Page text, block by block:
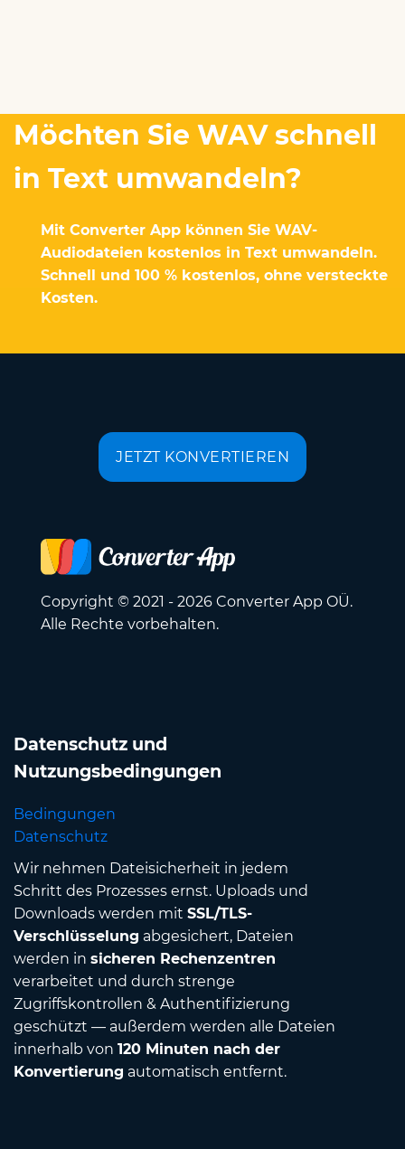
Möchten Sie WAV schnell
in Text umwandeln?
Mit Converter App können Sie WAV-
Audiodateien kostenlos in Text umwandeln.
Schnell und 100 % kostenlos, ohne versteckte
Kosten.
JETZT KONVERTIEREN
Copyright © 2021 - 2026 Converter App OÜ.
Alle Rechte vorbehalten.
Datenschutz und
Nutzungsbedingungen
Bedingungen
Datenschutz
Wir nehmen Dateisicherheit in jedem
Schritt des Prozesses ernst. Uploads und
Downloads werden mit SSL/TLS-
Verschlüsselung abgesichert, Dateien
werden in sicheren Rechenzentren
verarbeitet und durch strenge
Zugriffskontrollen & Authentifizierung
geschützt — außerdem werden alle Dateien
innerhalb von 120 Minuten nach der
Konvertierung automatisch entfernt.